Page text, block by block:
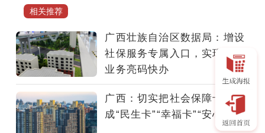
10
月，
广
西
壮
族
自
治
区
相关推荐
广西壮族自治区数据局：增设
社保服务专属入口，实现社保
业务亮码快办
广西：切实把社会保障卡打造
成“民生卡”“幸福卡”“安心卡”